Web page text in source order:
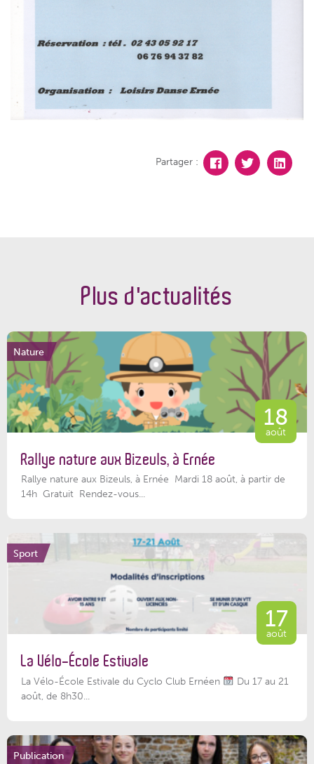
Partager :
Plus d'actualités
Nature
18
août
Rallye nature aux Bizeuls, à Ernée
Rallye nature aux Bizeuls, à Ernée Mardi 18 août, à partir de
14h Gratuit Rendez-vous...
Sport
17
août
La Vélo-École Estivale
La Vélo-École Estivale du Cyclo Club Ernéen
Du 17 au 21
août, de 8h30...
Publication